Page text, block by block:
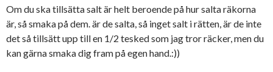
Om du ska tillsätta salt är helt beroende på hur salta räkorna
är, så smaka på dem. är de salta, så inget salt i rätten, är de inte
det så tillsätt upp till en 1/2 tesked som jag tror räcker, men du
kan gärna smaka dig fram på egen hand.:))